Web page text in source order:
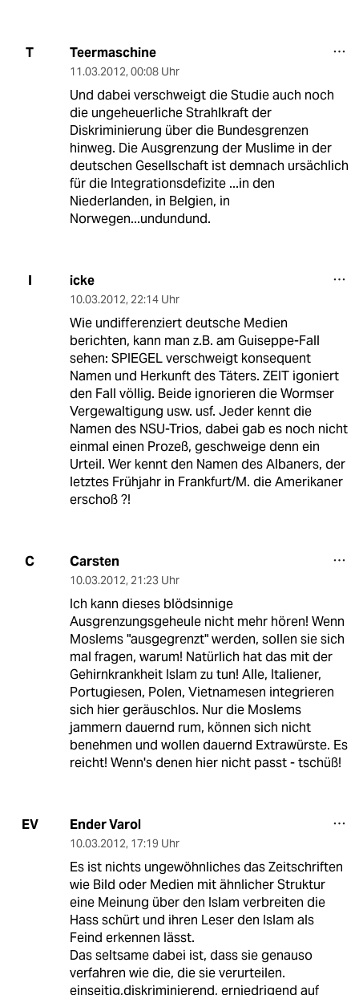
T Teermaschine
11.03.2012, 00:08 Uhr
Und dabei verschweigt die Studie auch noch
die ungeheuerliche Strahlkraft der
Diskriminierung über die Bundesgrenzen
hinweg. Die Ausgrenzung der Muslime in der
deutschen Gesellschaft ist demnach ursächlich
für die Integrationsdefizite ...in den
Niederlanden, in Belgien, in
Norwegen...undundund.
I icke
10.03.2012, 22:14 Uhr
Wie undifferenziert deutsche Medien
berichten, kann man z.B. am Guiseppe-Fall
sehen: SPIEGEL verschweigt konsequent
Namen und Herkunft des Täters. ZEIT igoniert
den Fall völlig. Beide ignorieren die Wormser
Vergewaltigung usw. usf. Jeder kennt die
Namen des NSU-Trios, dabei gab es noch nicht
einmal einen Prozeß, geschweige denn ein
Urteil. Wer kennt den Namen des Albaners, der
letztes Frühjahr in Frankfurt/M. die Amerikaner
erschoß ?!
C Carsten
10.03.2012, 21:23 Uhr
Ich kann dieses blödsinnige
Ausgrenzungsgeheule nicht mehr hören! Wenn
Moslems "ausgegrenzt" werden, sollen sie sich
mal fragen, warum! Natürlich hat das mit der
Gehirnkrankheit Islam zu tun! Alle, Italiener,
Portugiesen, Polen, Vietnamesen integrieren
sich hier geräuschlos. Nur die Moslems
jammern dauernd rum, können sich nicht
benehmen und wollen dauernd Extrawürste. Es
reicht! Wenn's denen hier nicht passt - tschüß!
EV Ender Varol
10.03.2012, 17:19 Uhr
Es ist nichts ungewöhnliches das Zeitschriften
wie Bild oder Medien mit ähnlicher Struktur
eine Meinung über den Islam verbreiten die
Hass schürt und ihren Leser den Islam als
Feind erkennen lässt.
Das seltsame dabei ist, dass sie genauso
verfahren wie die, die sie verurteilen.
einseitig,diskriminierend, erniedrigend auf